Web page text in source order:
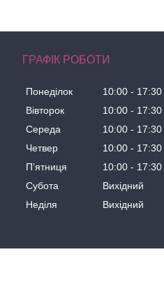
ГРАФІК РОБОТИ
Понеділок 10:00
17:30
Вівторок
10:00
17:30
Середа
10:00
17:30
Четвер
10:00
17:30
Пʼятниця
10:00
17:30
Субота
Вихідний
Неділя
Вихідний